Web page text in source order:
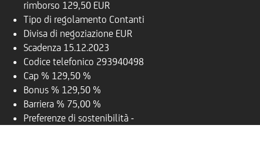
rimborso 129,50 EUR
Tipo di regolamento Contanti
Divisa di negoziazione EUR
Scadenza 15.12.2023
Codice telefonico 293940498
Cap % 129,50 %
Bonus % 129,50 %
Barriera % 75,00 %
Preferenze di sostenibilità -